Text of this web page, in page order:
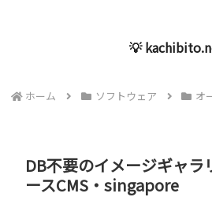
💡
ホーム ソフトウェア オ
DB不要のイメージギャラ
ースCMS・singapore